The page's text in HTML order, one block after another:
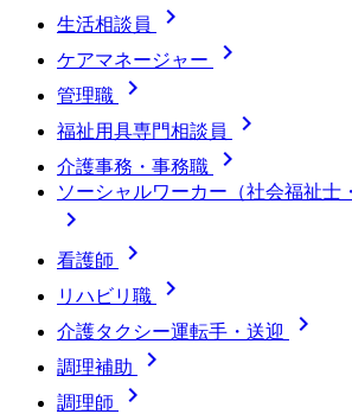
生活相談員 
ケアマネージャー 
管理職 
福祉用具専門相談員 
介護事務・事務職 
ソーシャルワーカー（社会福祉士

看護師 
リハビリ職 
介護タクシー運転手・送迎 
調理補助 
調理師 